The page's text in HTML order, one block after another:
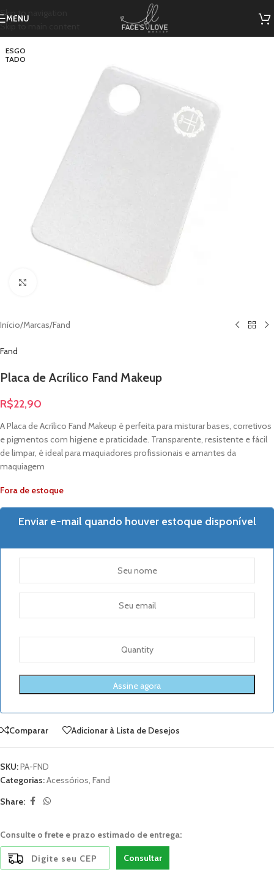
Skip to navigation
Skip to main content
MENU
ESGO
TADO
Início/Marcas/Fand
Fand
Placa de Acrílico Fand Makeup
R$22,90
A Placa de Acrílico Fand Makeup é perfeita para misturar bases, corretivos
e pigmentos com higiene e praticidade. Transparente, resistente e fácil
de limpar, é ideal para maquiadores profissionais e amantes da
maquiagem
Fora de estoque
Enviar e-mail quando houver estoque disponível
Comparar Adicionar à Lista de Desejos
SKU:PA-FND
Categorias:Acessórios, Fand
Share:
Consulte o frete e prazo estimado de entrega:
Consultar